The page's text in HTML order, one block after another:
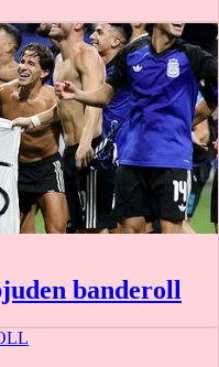
banderoll